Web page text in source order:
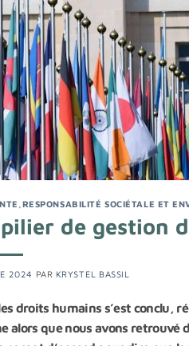
RESPONSABILITÉ SOCIÉTALE ET
de gestion
2024 PAR KRYSTEL BASSIL
droits humains s’est conclu,
alors que nous avons retrouvé